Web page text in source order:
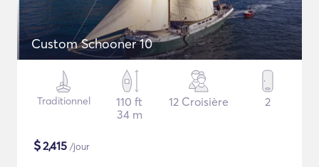
Custom Schooner 10
Traditionnel
110 ft
34 m
12 Croisière 2
$2,415 /jour